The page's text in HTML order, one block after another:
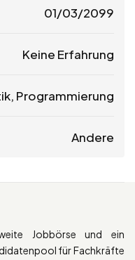
01/03/2099
Keine Erfahrung
Programmierung
Andere
Jobbörse und ein
für Fachkräfte